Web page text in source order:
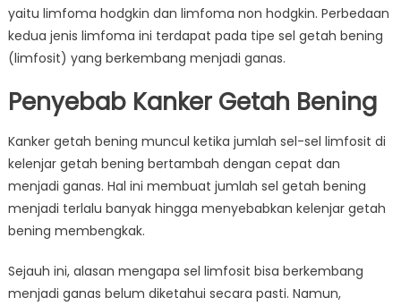
yaitu limfoma hodgkin dan limfoma non hodgkin. Perbedaan
kedua jenis limfoma ini terdapat pada tipe sel getah bening
(limfosit) yang berkembang menjadi ganas.
Penyebab Kanker Getah Bening
Kanker getah bening muncul ketika jumlah sel-sel limfosit di
kelenjar getah bening bertambah dengan cepat dan
menjadi ganas. Hal ini membuat jumlah sel getah bening
menjadi terlalu banyak hingga menyebabkan kelenjar getah
bening membengkak.
Sejauh ini, alasan mengapa sel limfosit bisa berkembang
menjadi ganas belum diketahui secara pasti. Namun,